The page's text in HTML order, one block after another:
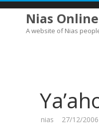
Nias Online
A website of Nias
nias 27/12/2006